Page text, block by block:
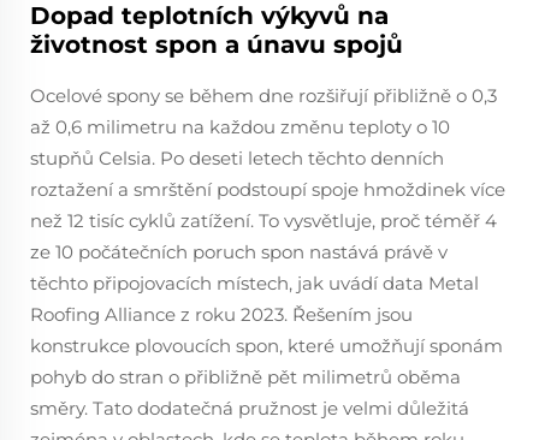
Dopad teplotních výkyvů na
životnost spon a únavu spojů
Ocelové spony se během dne rozšiřují přibližně o 0,3
až 0,6 milimetru na každou změnu teploty o 10
stupňů Celsia. Po deseti letech těchto denních
roztažení a smrštění podstoupí spoje hmoždinek více
než 12 tisíc cyklů zatížení. To vysvětluje, proč téměř 4
ze 10 počátečních poruch spon nastává právě v
těchto připojovacích místech, jak uvádí data Metal
Roofing Alliance z roku 2023. Řešením jsou
konstrukce plovoucích spon, které umožňují sponám
pohyb do stran o přibližně pět milimetrů oběma
směry. Tato dodatečná pružnost je velmi důležitá